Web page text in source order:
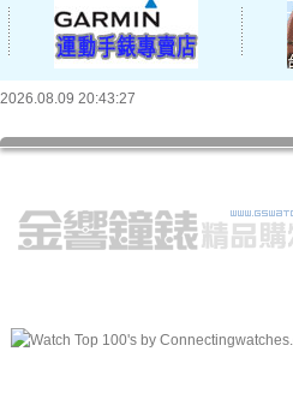
2026.08.09 20:43:27